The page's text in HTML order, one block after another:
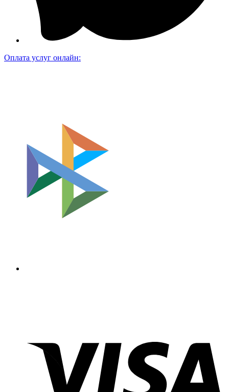
Оплата услуг онлайн: